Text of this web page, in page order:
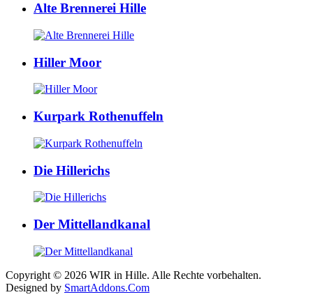
Alte Brennerei Hille
Hiller Moor
Kurpark Rothenuffeln
Die Hillerichs
Der Mittellandkanal
Copyright © 2026 WIR in Hille. Alle Rechte vorbehalten.
Designed by SmartAddons.Com